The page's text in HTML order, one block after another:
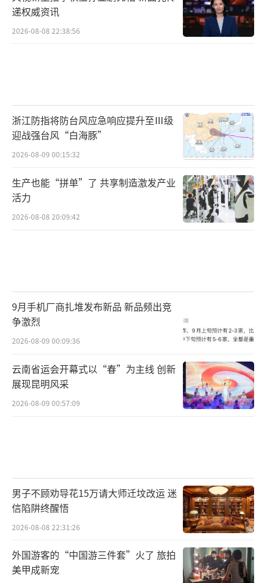
递权威资讯
2026-08-08 22:38:56
浙江防指将防台风应急响应提升至Ⅲ级
迎战强台风“白海豚”
2026-08-09 00:15:32
生产也能“拼单”了 共享制造激发产业
活力
2026-08-08 20:09:42
9月手机厂商扎堆发布新品 新品频出竞
争激烈
2026-08-09 00:09:36
云南省运会开幕式以“春”为主线 创新
展现昆明风采
2026-08-09 00:57:09
男子不顾劝导花15万请大师迁坟改运 迷
信陷阱终醒悟
2026-08-08 22:31:26
外国游客的“中国游三件套”火了 旅拍
美甲成新宠